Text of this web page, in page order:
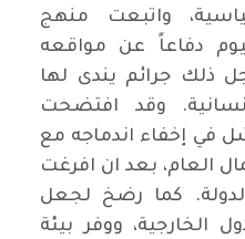
واتبعت منهج
دفاعاً عن مواقعه
ذلك جرائم يندى لها
وقد افتضحت
في إخفاء اندماجه مع
العام، بعد ان افرغت
كما رضخ لجعل
الخارجية، ووفر بيئة